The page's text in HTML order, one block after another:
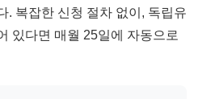
. 복잡한 신청 절차 없이, 독립유
있다면 매월 25일에 자동으로